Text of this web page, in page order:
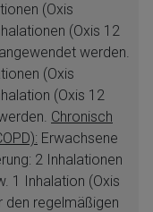
(Oxis
(Oxis 12
werden.
(Oxis
(Oxis 12
Chronisch
Erwachsene
2 Inhalationen
1 Inhalation (Oxis
den regelmäßigen